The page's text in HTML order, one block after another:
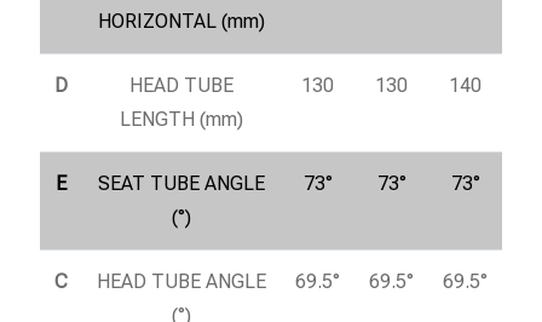
HORIZONTAL (mm)
D
HEAD TUBE
LENGTH (mm)
130 130 140
E
SEAT TUBE ANGLE
(°)
73° 73° 73°
C
HEAD TUBE ANGLE
(°)
69.5° 69.5° 69.5°